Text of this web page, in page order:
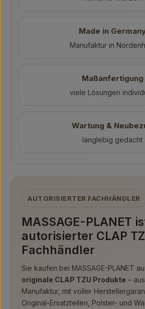
Made in
Manufaktur in
Maßanfertigung
viele Lösungen
Wartung &
langlebig gedacht
AUTORISIERTER FACHHÄNDLER
MASSAGE-PLANET
autorisierter CLAP
Fachhändler
Sie kaufen bei MASSAGE-PLANET
originale CLAP TZU Produkte –
Manufaktur, mit voller
Original-Ersatzteilen, Polster- und